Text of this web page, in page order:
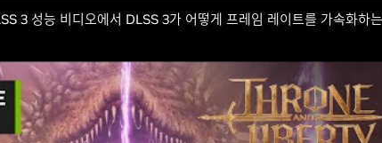
3 성능 비디오에서 DLSS 3가 어떻게 프레임 레이트를 가속화하